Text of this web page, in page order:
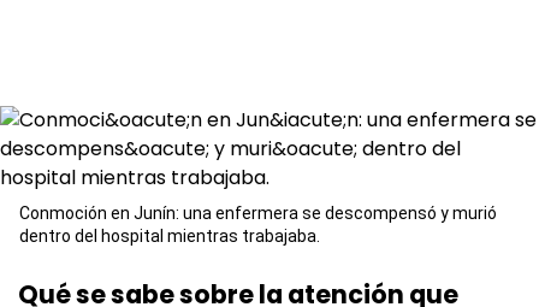
Conmoción en Junín: una enfermera se descompensó y murió
dentro del hospital mientras trabajaba.
Qué se sabe sobre la atención que